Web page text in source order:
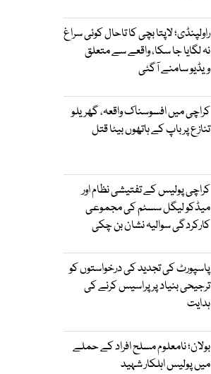
راولپنڈی؛ لاپتا بچی کا تاحال کوئی سراغ
نہ لگایا جا سکا، واقعے سے متعلق
ویڈیو سامنے آگئی
کراچی میں افسوسناک واقعہ، گھریلو
تنازع پر باپ کے ہاتھوں بیٹا قتل
کراچی پولیس کے تفتیشی نظام اور
میڈکو لیگل سسٹم کی مجموعی
کارکردگی سوالیہ نشان بن چکی
پاسپورٹ کی تجدید کی درخواستوں کو
ترجیحی بنیاد پر پراسیس کرنے کی
ہدایت
بولان؛ نامعلوم مسلح افراد کے حملے
میں پولیس اہلکار شہید